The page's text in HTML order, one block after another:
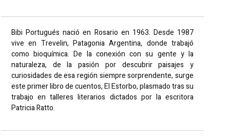
Bibi Portugués nació en Rosario en 1963. Desde 1987
vive en Trevelin, Patagonia Argentina, donde trabajó
como bioquímica. De la conexión con su gente y la
naturaleza, de la pasión por descubrir paisajes y
curiosidades de esa región siempre sorprendente, surge
este primer libro de cuentos, El Estorbo, plasmado tras su
trabajo en talleres literarios dictados por la escritora
Patricia Ratto.